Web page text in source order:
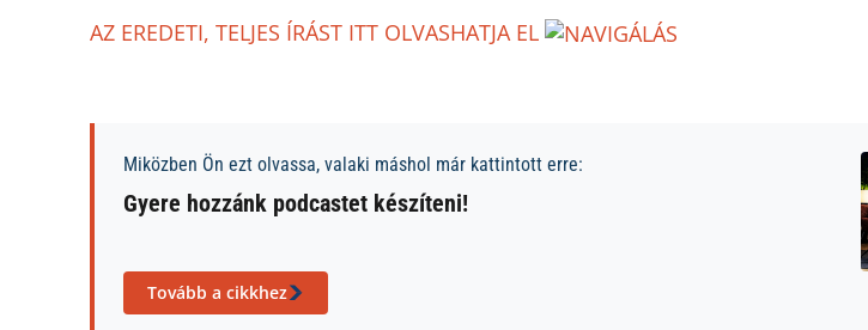
AZ EREDETI, TELJES ÍRÁST ITT OLVASHATJA EL
Miközben Ön ezt olvassa, valaki máshol már kattintott erre:
Gyere hozzánk podcastet készíteni!
Tovább a cikkhez